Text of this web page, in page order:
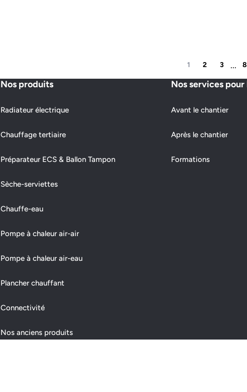
1 2 3 ...
Nos produits
Radiateur électrique
Chauffage tertiaire
Préparateur ECS & Ballon Tampon
Sèche-serviettes
Chauffe-eau
Pompe à chaleur air-air
Pompe à chaleur air-eau
Plancher chauffant
Connectivité
Nos anciens produits
Nos services pour
Avant le chantier
Après le chantier
Formations